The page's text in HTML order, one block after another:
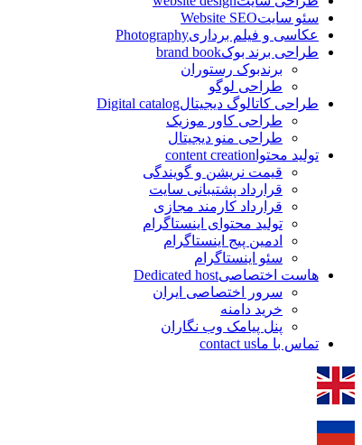
سئو سایتWebsite SEO
عکاسی و فیلم برداریPhotography
طراحی برند بوکbrand book
برندبوک رستوران
طراحی لوگو
طراحی کاتالوگ دیجیتالDigital catalog
طراحی کاور موزیک
طراحی منو دیجیتال
تولید محتوا content creation
قیمت نریشن و گویندگی
قرارداد پشتیبانی سایت
قرارداد کارمند مجازی
تولید محتوای اینستاگرام
ادمین پیج اینستاگرام
سئو اینستاگرام
هاست اختصاصیDedicated host
سرور اختصاصی ایران
خرید دامنه
پنل پیامک وب نگاران
تماس با ماcontact us